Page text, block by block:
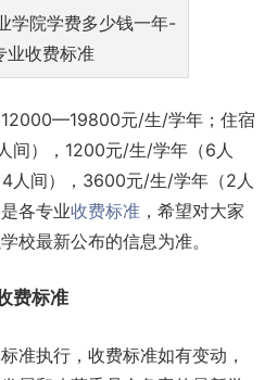
元/生/学年；住宿
间），1200元/生/学年（6人
人间），3600元/生/学年（2人
各专业收费标准，希望对大家
校最新公布的信息为准。
费标准
准执行，收费标准如有变动，